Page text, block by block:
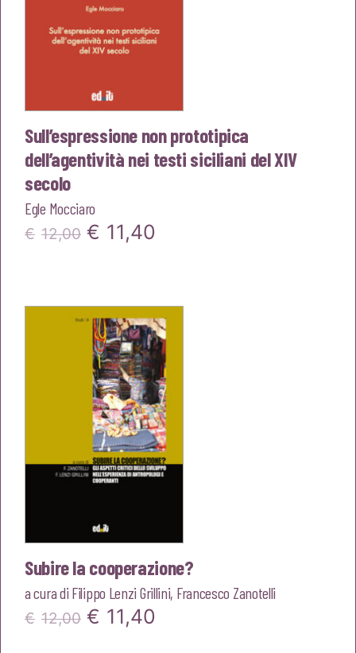
Sull’espressione non prototipica
dell’agentività nei testi siciliani del XIV
secolo
Egle Mocciaro
€ 12,00 Il
era:
€12,00.
€ 11,40
è:
€11,40.
Subire la cooperazione?
a cura di Filippo Lenzi Grillini, Francesco Zanotelli
€ 12,00 Il
€ 11,40